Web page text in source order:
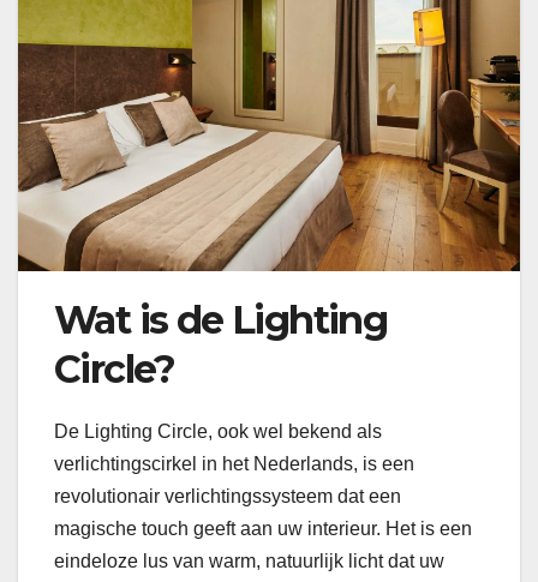
Wat is de Lighting
Circle?
De Lighting Circle, ook wel bekend als
verlichtingscirkel in het Nederlands, is een
revolutionair verlichtingssysteem dat een
magische touch geeft aan uw interieur. Het is een
eindeloze lus van warm, natuurlijk licht dat uw